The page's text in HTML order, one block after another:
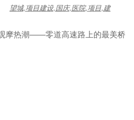
望城,项目建设,国庆,医院,项目,建